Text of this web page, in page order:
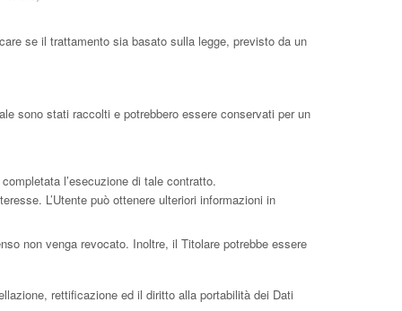
se il trattamento sia basato sulla legge, previsto da un
sono stati raccolti e potrebbero essere conservati per un
l’esecuzione di tale contratto.
L’Utente può ottenere ulteriori informazioni in
non venga revocato. Inoltre, il Titolare potrebbe essere
rettificazione ed il diritto alla portabilità dei Dati